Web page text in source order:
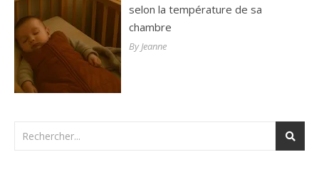
selon la température de sa
chambre
By Jeanne